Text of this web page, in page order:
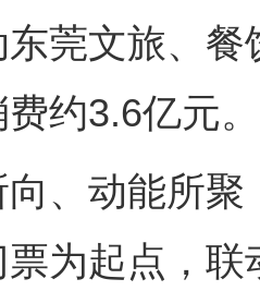
莞文旅、
约3.6亿元。
动能所聚
为起点，联